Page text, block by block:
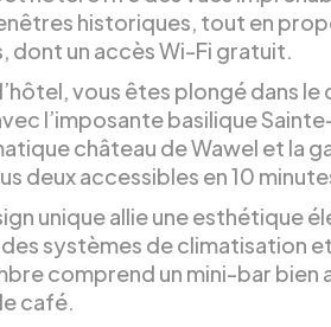
historiques, tout en
dont un accès Wi-Fi gratuit.
vous êtes plongé dans le
l’imposante basilique
château de Wawel et la
deux accessibles en 10
unique allie une esthétique
systèmes de climatisation
comprend un mini-bar bien
café.